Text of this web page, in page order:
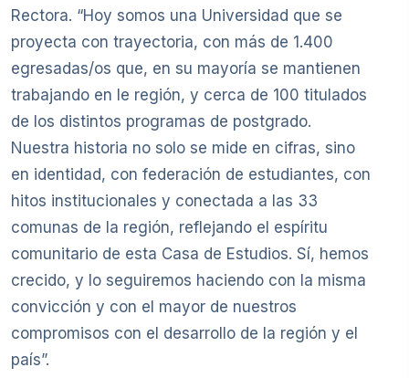
Rectora. “Hoy somos una Universidad que se
proyecta con trayectoria, con más de 1.400
egresadas/os que, en su mayoría se mantienen
trabajando en le región, y cerca de 100 titulados
de los distintos programas de postgrado.
Nuestra historia no solo se mide en cifras, sino
en identidad, con federación de estudiantes, con
hitos institucionales y conectada a las 33
comunas de la región, reflejando el espíritu
comunitario de esta Casa de Estudios. Sí, hemos
crecido, y lo seguiremos haciendo con la misma
convicción y con el mayor de nuestros
compromisos con el desarrollo de la región y el
país”.